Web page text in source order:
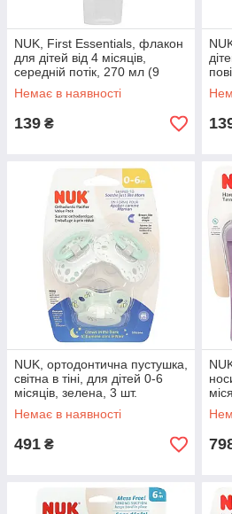
NUK, First Essentials, флакон
для дітей від 4 місяців,
середній потік, 270 мл (9
унцій) оригінал
Немає в наявності
139 ₴
мл
NUK, ортодонтична пустушка,
світна в тіні, для дітей 0-6
місяців, зелена, 3 шт.
оригінал
Немає в наявності
491 ₴
2